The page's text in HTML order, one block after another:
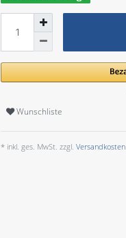
Wunschliste
* inkl. ges. MwSt. zzgl. Versandkosten